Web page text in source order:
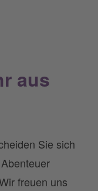
aus
Sie sich
freuen uns